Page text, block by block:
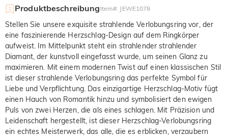
Produktbeschreibung Item#: JEWE1078
Stellen Sie unsere exquisite strahlende Verlobungsring vor, der
eine faszinierende Herzschlag-Design auf dem Ringkörper
aufweist. Im Mittelpunkt steht ein strahlender strahlender
Diamant, der kunstvoll eingefasst wurde, um seinen Glanz zu
maximieren. Mit einem modernen Twist auf einen klassischen Stil
ist dieser strahlende Verlobungsring das perfekte Symbol für
Liebe und Verpflichtung. Das einzigartige Herzschlag-Motiv fügt
einen Hauch von Romantik hinzu und symbolisiert den ewigen
Puls von zwei Herzen, die als eines schlagen. Mit Präzision und
Leidenschaft hergestellt, ist dieser Herzschlag-Verlobungsring
ein echtes Meisterwerk, das alle, die es erblicken, verzaubern